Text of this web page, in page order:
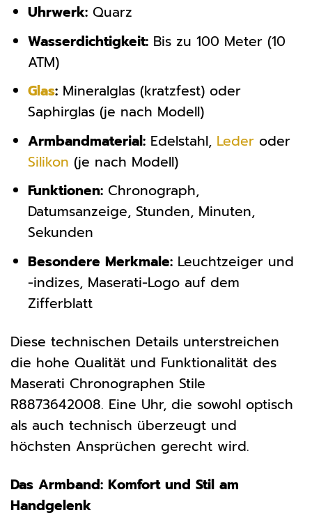
Uhrwerk:Quarz
Wasserdichtigkeit:Bis zu 100 Meter (10
ATM)
Glas:Mineralglas (kratzfest) oder
Saphirglas (je nach Modell)
Armbandmaterial:Edelstahl, Lederoder
Silikon (je nach Modell)
Funktionen:Chronograph,
Datumsanzeige, Stunden, Minuten,
Sekunden
Besondere Merkmale:Leuchtzeiger und
-indizes, Maserati-Logo auf dem
Zifferblatt
Diese technischen Details unterstreichen
die hohe Qualität und Funktionalität des
Maserati Chronographen Stile
R8873642008. Eine Uhr, die sowohl optisch
als auch technisch überzeugt und
höchsten Ansprüchen gerecht wird.
Das Armband: Komfort und Stil am
Handgelenk